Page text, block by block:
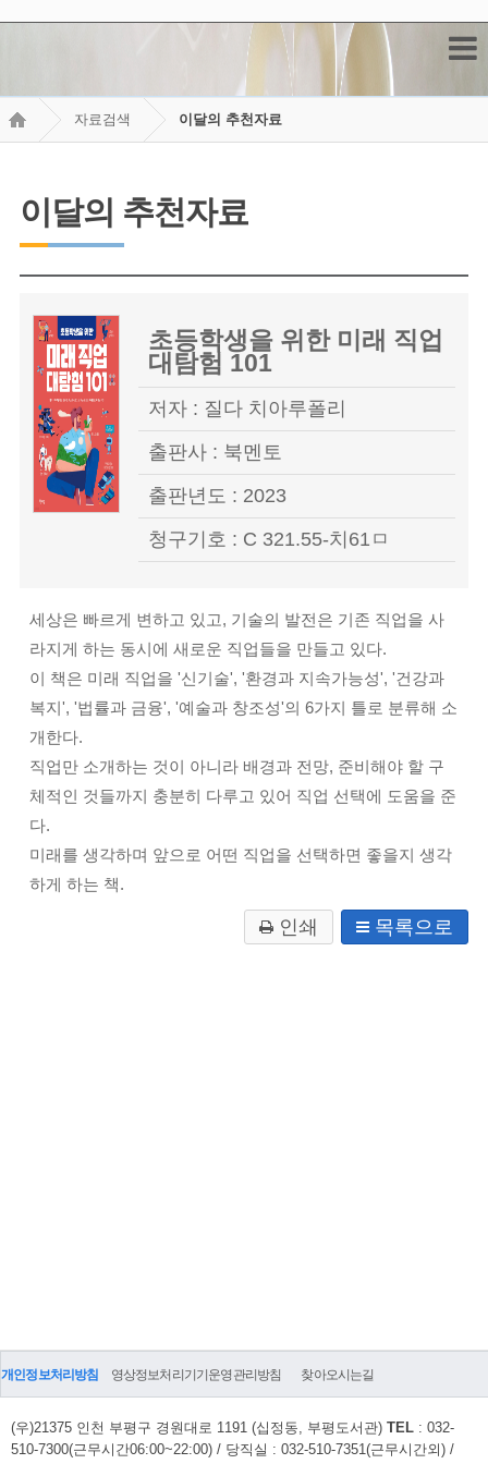
자료검색 이달의 추천자료
이달의 추천자료
초등학생을 위한 미래 직업
대탐험 101
저자 : 질다 치아루폴리
출판사 : 북멘토
출판년도 : 2023
청구기호 : C 321.55-치61ㅁ
세상은 빠르게 변하고 있고, 기술의 발전은 기존 직업을 사
라지게 하는 동시에 새로운 직업들을 만들고 있다.
이 책은 미래 직업을 '신기술', '환경과 지속가능성', '건강과
복지 ', '법률과 금융', '예술과 창조성'의 6가지 틀로 분류해 소
개한다.
직업만 소개하는 것이 아니라 배경과 전망, 준비해야 할 구
체적인 것들까지 충분히 다루고 있어 직업 선택에 도움을 준
다.
미래를 생각하며 앞으로 어떤 직업을 선택하면 좋을지 생각
하게 하는 책.
인쇄 목록으로
개인정보처리방침 영상정보처리기기운영관리방침 찾아오시는길
(우)21375 인천 부평구 경원대로 1191 (십정동, 부평도서관) TEL : 032-
510-7300(근무시간06:00~22:00) / 당직실 : 032-510-7351(근무시간외) /